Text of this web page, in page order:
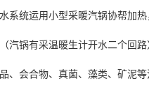
统运用小型采暖汽锅协帮加
汽锅有采温暖生计开水二个回
、会合物、真菌、藻类、矿泥